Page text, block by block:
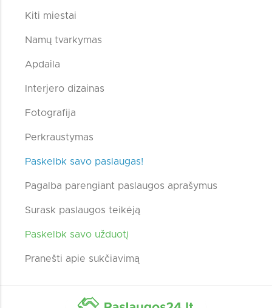
Kiti miestai
Namų tvarkymas
Apdaila
Interjero dizainas
Fotografija
Perkraustymas
Paskelbk savo paslaugas!
Pagalba parengiant paslaugos aprašymus
Surask paslaugos teikėją
Paskelbk savo užduotį
Pranešti apie sukčiavimą